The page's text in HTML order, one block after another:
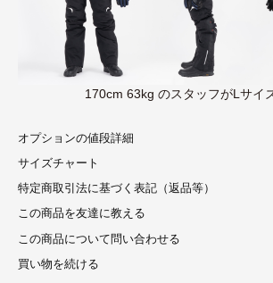
170cm 63kg のスタッフがLサイ
オプションの値段詳細
サイズチャート
特定商取引法に基づく表記（返品等）
この商品を友達に教える
この商品について問い合わせる
買い物を続ける